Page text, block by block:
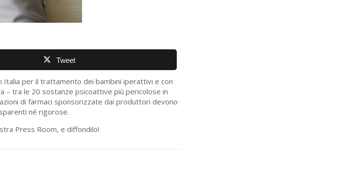
Tweet
Italia per il trattamento dei bambini iperattivi e con
– tra le 20 sostanze psicoattive più pericolose in
di farmaci sponsorizzate dai produttori devono
né rigorose.
Press Room, e diffondilo!